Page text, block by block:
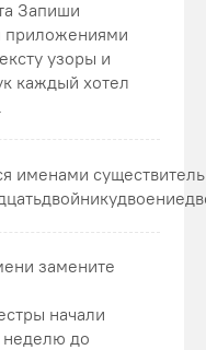
Запиши
приложениями
узоры и
каждый хотел
именами
замените
начали
неделю до